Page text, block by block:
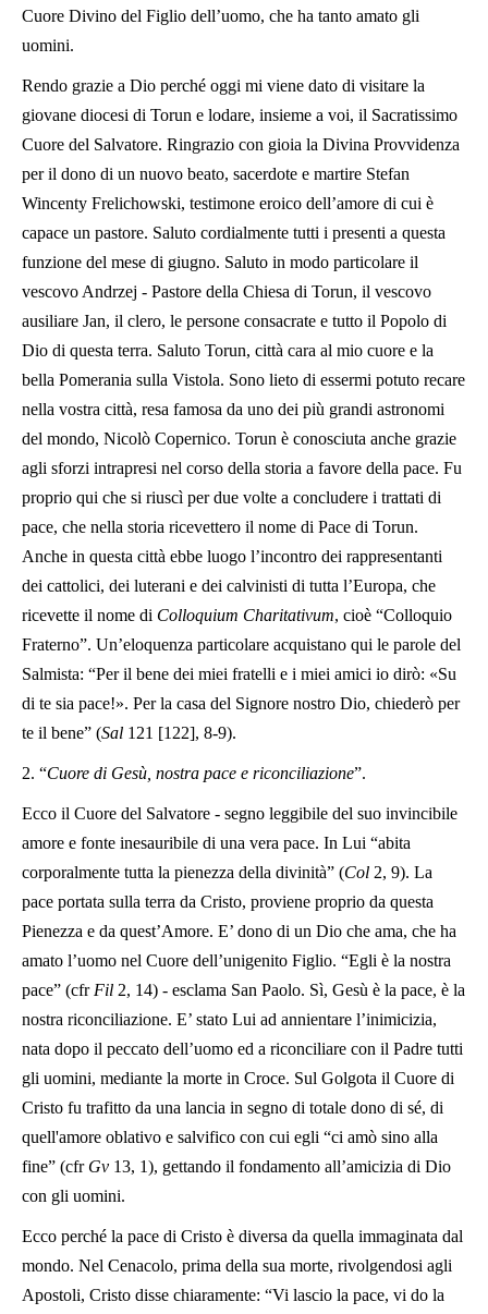
Cuore Divino del Figlio dell’uomo, che ha tanto amato gli
uomini.
Rendo grazie a Dio perché oggi mi viene dato di visitare la
giovane diocesi di Torun e lodare, insieme a voi, il Sacratissimo
Cuore del Salvatore. Ringrazio con gioia la Divina Provvidenza
per il dono di un nuovo beato, sacerdote e martire Stefan
Wincenty Frelichowski, testimone eroico dell’amore di cui è
capace un pastore. Saluto cordialmente tutti i presenti a questa
funzione del mese di giugno. Saluto in modo particolare il
vescovo Andrzej - Pastore della Chiesa di Torun, il vescovo
ausiliare Jan, il clero, le persone consacrate e tutto il Popolo di
Dio di questa terra. Saluto Torun, città cara al mio cuore e la
bella Pomerania sulla Vistola. Sono lieto di essermi potuto recare
nella vostra città, resa famosa da uno dei più grandi astronomi
del mondo, Nicolò Copernico. Torun è conosciuta anche grazie
agli sforzi intrapresi nel corso della storia a favore della pace. Fu
proprio qui che si riuscì per due volte a concludere i trattati di
pace, che nella storia ricevettero il nome di Pace di Torun.
Anche in questa città ebbe luogo l’incontro dei rappresentanti
dei cattolici, dei luterani e dei calvinisti di tutta l’Europa, che
ricevette il nome di Colloquium Charitativum, cioè “Colloquio
Fraterno”. Un’eloquenza particolare acquistano qui le parole del
Salmista: “Per il bene dei miei fratelli e i miei amici io dirò: «Su
di te sia pace!». Per la casa del Signore nostro Dio, chiederò per
te il bene” (Sal 121 [122], 8-9).
2. “Cuore di Gesù, nostra pace e riconciliazione”.
Ecco il Cuore del Salvatore - segno leggibile del suo invincibile
amore e fonte inesauribile di una vera pace. In Lui “abita
corporalmente tutta la pienezza della divinità” (Col 2, 9). La
pace portata sulla terra da Cristo, proviene proprio da questa
Pienezza e da quest’Amore. E’ dono di un Dio che ama, che ha
amato l’uomo nel Cuore dell’unigenito Figlio. “Egli è la nostra
pace” (cfr Fil 2, 14) - esclama San Paolo. Sì, Gesù è la pace, è la
nostra riconciliazione. E’ stato Lui ad annientare l’inimicizia,
nata dopo il peccato dell’uomo ed a riconciliare con il Padre tutti
gli uomini, mediante la morte in Croce. Sul Golgota il Cuore di
Cristo fu trafitto da una lancia in segno di totale dono di sé, di
quell'amore oblativo e salvifico con cui egli “ci amò sino alla
fine” (cfr Gv 13, 1), gettando il fondamento all’amicizia di Dio
con gli uomini.
Ecco perché la pace di Cristo è diversa da quella immaginata dal
mondo. Nel Cenacolo, prima della sua morte, rivolgendosi agli
Apostoli, Cristo disse chiaramente: “Vi lascio la pace, vi do la